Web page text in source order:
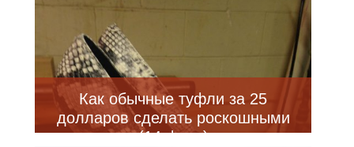
Как обычные туфли за 25
долларов сделать роскошными
(14 фото)